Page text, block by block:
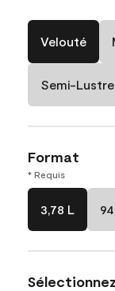
Velouté
Semi-Lustre
Format
* Requis
3,78 L